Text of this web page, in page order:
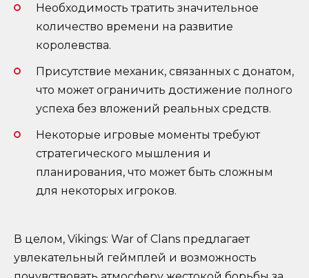
Необходимость тратить значительное
количество времени на развитие
королевства.
Присутствие механик, связанных с донатом,
что может ограничить достижение полного
успеха без вложений реальных средств.
Некоторые игровые моменты требуют
стратегического мышления и
планирования, что может быть сложным
для некоторых игроков.
В целом, Vikings: War of Clans предлагает
увлекательный геймплей и возможность